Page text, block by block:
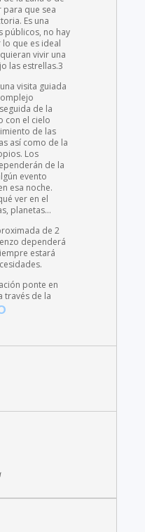
que sea
Es una
públicos, no hay
que es ideal
vivir una
las estrellas.3
visita guiada
de la
con el cielo
de las
así como de la
Los
de la
evento
esa noche.
ver en el
planetas…
de 2
dependerá
estará
ponte en
través de la